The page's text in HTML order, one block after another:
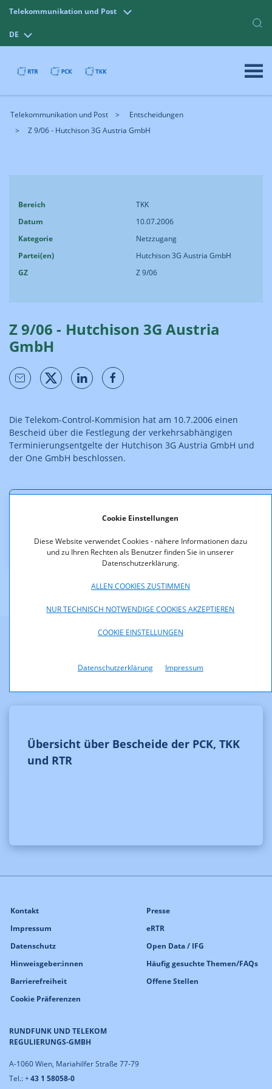
Cookie Einstellungen
Diese Website verwendet Cookies - nähere Informationen dazu
und zu Ihren Rechten als Benutzer finden Sie in unserer
Datenschutzerklärung.
ALLEN COOKIES ZUSTIMMEN
NUR TECHNISCH NOTWENDIGE COOKIES AKZEPTIEREN
COOKIE EINSTELLUNGEN
Datenschutzerklärung Impressum
Telekommunikation und Post
DE
Telekommunikation und Post
Entscheidungen
Z 9/06 - Hutchison 3G Austria GmbH
Bereich
TKK
Datum
10.07.2006
Kategorie
Netzzugang
Partei(en)
Hutchison 3G Austria GmbH
GZ
Z 9/06
Z 9/06 - Hutchison 3G Austria
GmbH
Die Telekom-Control-Kommision hat am 10.7.2006 einen
Bescheid über die Festlegung der verkehrsabhängigen
Terminierungsentgelte der Hutchison 3G Austria GmbH und
der One GmbH beschlossen.
Z_9_06_web.pdf (pdf, 132,9 KB)
Übersicht über Bescheide der PCK, TKK
und RTR
RUNDFUNK UND TELEKOM
REGULIERUNGS-GMBH
A-1060 Wien, Mariahilfer Straße 77-79
Tel.: +43 1 58058-0
Kontakt
Impressum
Datenschutz
Hinweisgeber:innen
Barrierefreiheit
Cookie Präferenzen
Presse
eRTR
Open Data / IFG
Häufig gesuchte Themen/FAQs
Offene Stellen